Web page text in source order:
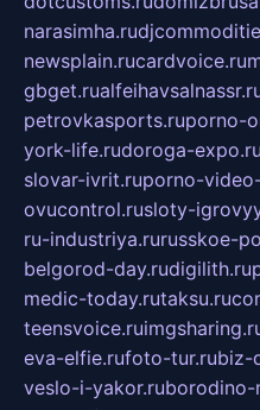
narasimha.ru
newsplain.rucardvoice.ru
gbget.ru
petrovkasports.ruporno-
york-life.rudoroga-expo.ru
slovar-ivrit.ruporno-
ovucontrol.rusloty-
ru-industriya.rurusskoe-
belgorod-day.rudigilith.ru
medic-today.rutaksu.ru
teensvoice.ru
eva-elfie.rufoto-tur.rubiz-
veslo-i-yakor.ruborodino-